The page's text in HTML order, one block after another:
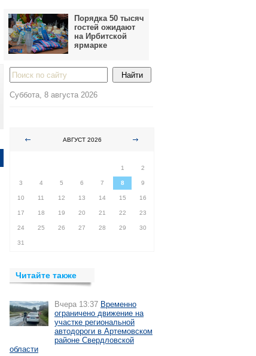
Порядка 50 тысяч
гостей ожидают
на Ирбитской
ярмарке
Суббота, 8 августа 2026
АВГУСТ 2026
1
2
3 4 5 6 7 8 9
10 11 12 13 14 15 16
17 18 19 20 21 22 23
24 25 26 27 28 29 30
31
Читайте также
Вчера 13:37 Временно
ограничено движение на
участке региональной
автодороги в Артемовском
районе Свердловской
области